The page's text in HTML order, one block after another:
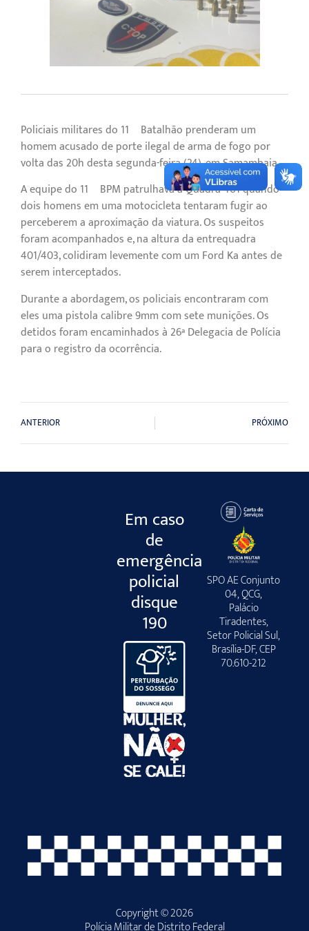
Policiais militares do 11º Batalhão prenderam um
homem acusado de porte ilegal de arma de fogo por
volta das 20h desta segunda-feira (24), em Samambaia.
A equipe do 11º BPM patrulhava a Quadra 401 quando
dois homens em uma motocicleta tentaram fugir ao
perceberem a aproximação da viatura. Os suspeitos
foram acompanhados e, na altura da entrequadra
401/403, colidiram levemente com um Ford Ka antes de
serem interceptados.
Durante a abordagem, os policiais encontraram com
eles uma pistola calibre 9mm com sete munições. Os
detidos foram encaminhados à 26ª Delegacia de Polícia
para o registro da ocorrência.
ANTERIOR PRÓXIMO
Em caso
de
emergência
policial
disque
190
SPO AE Conjunto
04, QCG,
Palácio
Tiradentes,
Setor Policial Sul,
Brasília-DF, CEP
70.610-212
Copyright © 2026
Polícia Militar de Distrito Federal